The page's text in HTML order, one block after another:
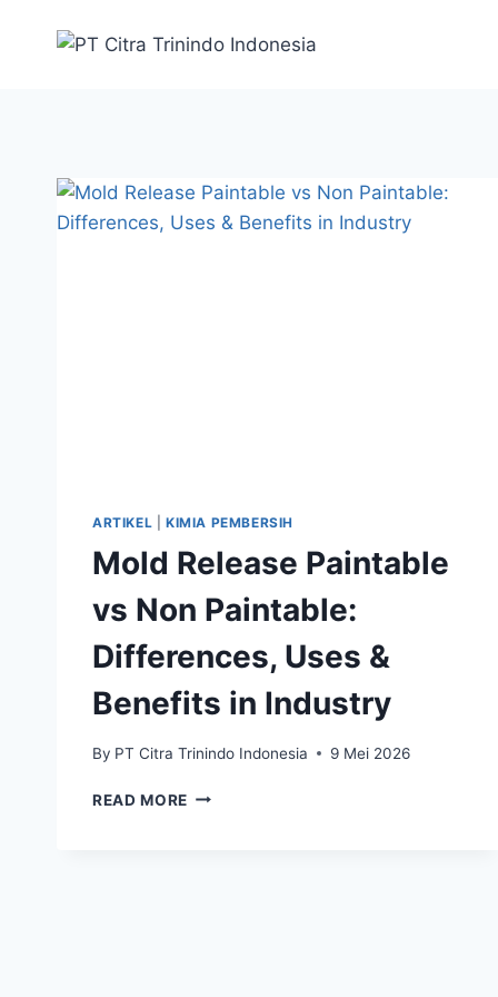
ARTIKEL KIMIA PEMBERSIH
Mold Release Paintable
vs Non Paintable:
Differences, Uses &
Benefits in Industry
By PT Citra Trinindo Indonesia 9 Mei 2026
READ MORE